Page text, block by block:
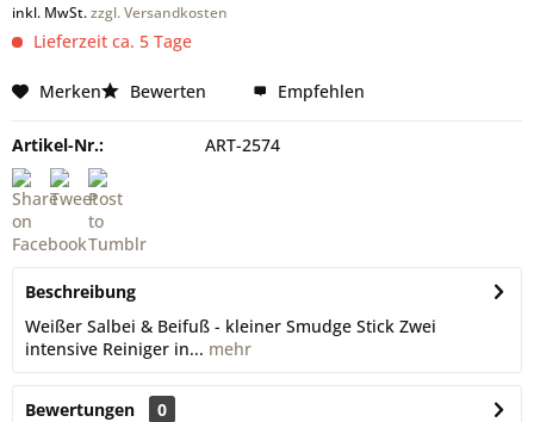
inkl. MwSt.zzgl. Versandkosten
Lieferzeit ca. 5 Tage
Merken Bewerten Empfehlen
Artikel-Nr.: ART-2574
Beschreibung
Weißer Salbei & Beifuß - kleiner Smudge Stick Zwei
intensive Reiniger in... mehr
Bewertungen
0